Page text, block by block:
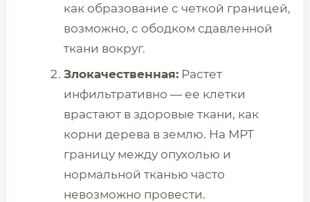
как образование с четкой границей,
возможно, с ободком сдавленной
ткани вокруг.
Злокачественная: Растет
инфильтративно — ее клетки
врастают в здоровые ткани, как
корни дерева в землю. На МРТ
границу между опухолью и
нормальной тканью часто
невозможно провести.